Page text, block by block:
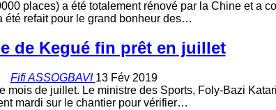
places) a été totalement rénové par la Chine et a
été refait pour le grand bonheur des…
de Kegué fin prêt en juillet
Fifi ASSOGBAVI 13 Fév 2019
de juillet. Le ministre des Sports, Foly-Bazi
mardi sur le chantier pour vérifier…